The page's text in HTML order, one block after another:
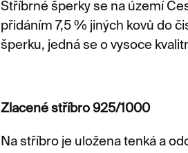
Stříbrné šperky se na území
přidáním 7,5 % jiných kovů do
šperku, jedná se o vysoce
Zlacené stříbro 925/1000
Na stříbro je uložena tenká a